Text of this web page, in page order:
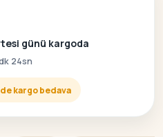
günü kargoda
24sn
kargo bedava